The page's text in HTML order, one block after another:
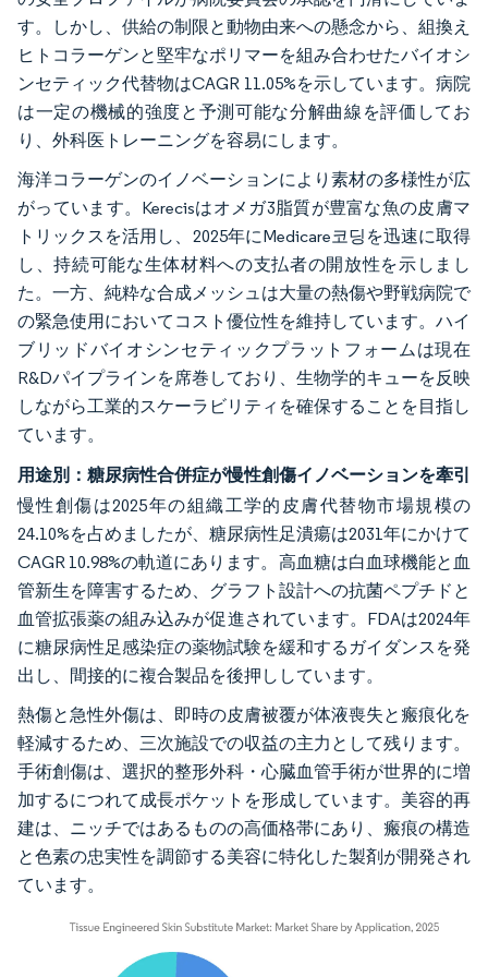
す。しかし、供給の制限と動物由来への懸念から、組換え
ヒトコラーゲンと堅牢なポリマーを組み合わせたバイオシ
ンセティック代替物はCAGR 11.05%を示しています。病院
は一定の機械的強度と予測可能な分解曲線を評価してお
り、外科医トレーニングを容易にします。
海洋コラーゲンのイノベーションにより素材の多様性が広
がっています。Kerecisはオメガ3脂質が豊富な魚の皮膚マ
トリックスを活用し、2025年にMedicare코딩を迅速に取得
し、持続可能な生体材料への支払者の開放性を示しまし
た。一方、純粋な合成メッシュは大量の熱傷や野戦病院で
の緊急使用においてコスト優位性を維持しています。ハイ
ブリッドバイオシンセティックプラットフォームは現在
R&Dパイプラインを席巻しており、生物学的キューを反映
しながら工業的スケーラビリティを確保することを目指し
ています。
用途別：糖尿病性合併症が慢性創傷イノベーションを牽引
慢性創傷は2025年の組織工学的皮膚代替物市場規模の
24.10%を占めましたが、糖尿病性足潰瘍は2031年にかけて
CAGR 10.98%の軌道にあります。高血糖は白血球機能と血
管新生を障害するため、グラフト設計への抗菌ペプチドと
血管拡張薬の組み込みが促進されています。FDAは2024年
に糖尿病性足感染症の薬物試験を緩和するガイダンスを発
出し、間接的に複合製品を後押ししています。
熱傷と急性外傷は、即時の皮膚被覆が体液喪失と瘢痕化を
軽減するため、三次施設での収益の主力として残ります。
手術創傷は、選択的整形外科・心臓血管手術が世界的に増
加するにつれて成長ポケットを形成しています。美容的再
建は、ニッチではあるものの高価格帯にあり、瘢痕の構造
と色素の忠実性を調節する美容に特化した製剤が開発され
ています。